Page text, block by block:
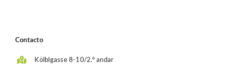
Contacto
Kölblgasse 8-10/2.º andar